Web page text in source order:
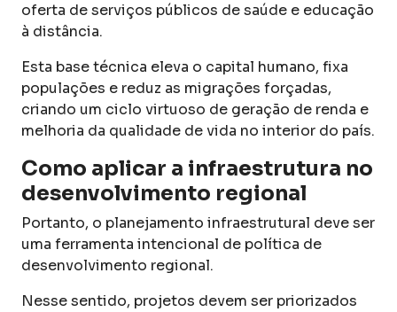
oferta de serviços públicos de saúde e educação
à distância.
Esta base técnica eleva o capital humano, fixa
populações e reduz as migrações forçadas,
criando um ciclo virtuoso de geração de renda e
melhoria da qualidade de vida no interior do país.
Como aplicar a infraestrutura no
desenvolvimento regional
Portanto, o planejamento infraestrutural deve ser
uma ferramenta intencional de política de
desenvolvimento regional.
Nesse sentido, projetos devem ser priorizados